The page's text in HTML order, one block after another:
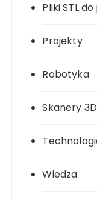
Pliki STL
Projekty
Robotyka
Skanery 3D
Wiedza